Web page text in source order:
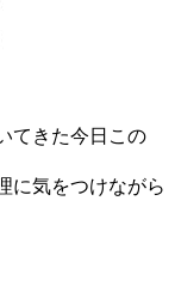
てきた今日この
に気をつけながら